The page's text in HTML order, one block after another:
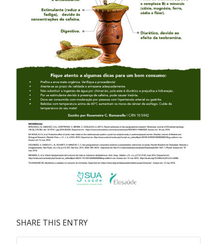
SHARE THIS ENTRY